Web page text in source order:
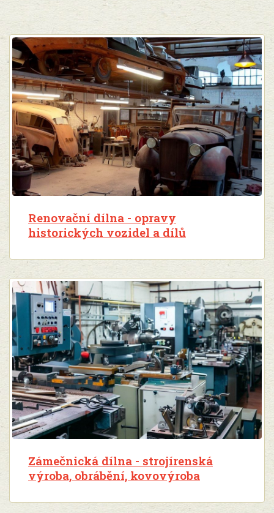
Renovační dílna - opravy
historických vozidel a dílů
Zámečnická dílna - strojírenská
výroba, obrábění, kovovýroba